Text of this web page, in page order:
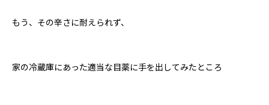
もう、その辛さに耐えられず、
家の冷蔵庫にあった適当な目薬に手を出してみたところ